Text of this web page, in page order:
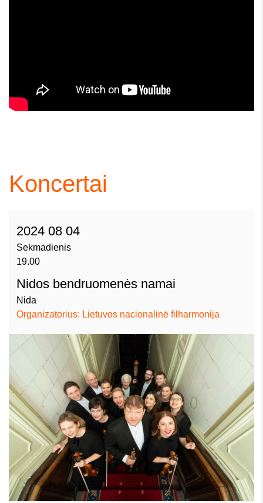
Koncertai
2024 08 04
Sekmadienis
19.00
Nidos bendruomenės namai
Nida
Organizatorius: Lietuvos nacionalinė filharmonija